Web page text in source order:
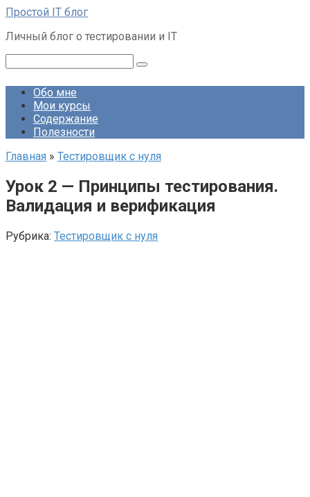
Перейти
контенту
Простой IT блог
Личный блог о тестировании и IT
Обо мне
Мои курсы
Содержание
Полезности
Главная » Тестировщик с нуля
Урок 2 — Принципы тестирования.
Валидация и верификация
Рубрика: Тестировщик с нуля